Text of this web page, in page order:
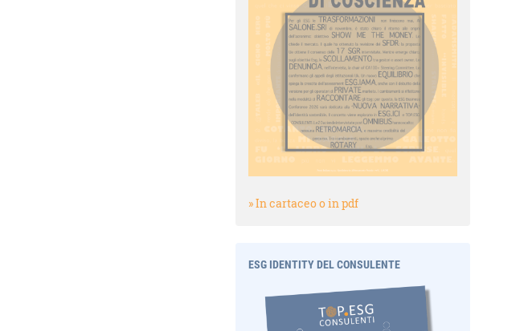
» In cartaceo o in pdf
ESG IDENTITY DEL CONSULENTE